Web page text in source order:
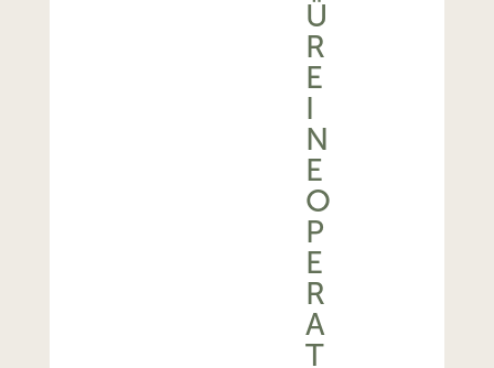
R
E
I
N
E
O
P
E
R
A
T
I